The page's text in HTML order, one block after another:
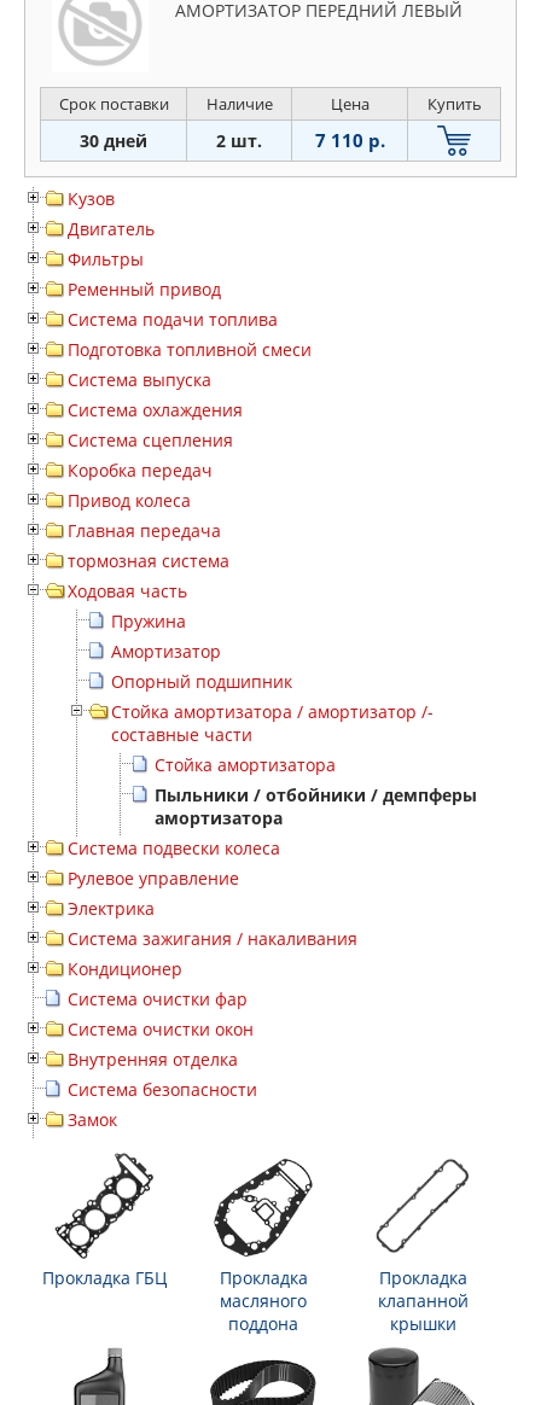
АМОРТИЗАТОР ПЕРЕДНИЙ ЛЕВЫЙ
Срок поставки Наличие Цена Купить
30 дней 2 шт. 7 110 р.
Кузов
Двигатель
Фильтры
Ременный привод
Система подачи топлива
Подготовка топливной смеси
Система выпуска
Система охлаждения
Система сцепления
Коробка передач
Привод колеса
Главная передача
тормозная система
Ходовая часть
Пружина
Амортизатор
Опорный подшипник
Стойка амортизатора / амортизатор /-
составные части
Стойка амортизатора
Пыльники / отбойники / демпферы
амортизатора
Система подвески колеса
Рулевое управление
Электрика
Система зажигания / накаливания
Кондиционер
Система очистки фар
Система очистки окон
Внутренняя отделка
Система безопасности
Замок
Прокладка ГБЦ
Прокладка
масляного
поддона
Прокладка
клапанной
крышки